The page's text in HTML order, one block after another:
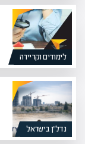
לימודים וקריירה
נדל”ן בישראל